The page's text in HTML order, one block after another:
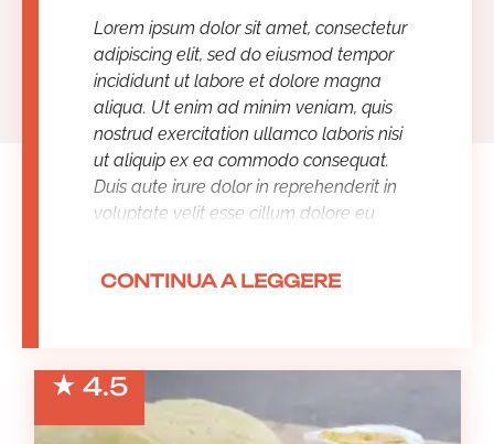
Lorem ipsum dolor sit amet, consectetur
adipiscing elit, sed do eiusmod tempor
incididunt ut labore et dolore magna
aliqua. Ut enim ad minim veniam, quis
nostrud exercitation ullamco laboris nisi
ut aliquip ex ea commodo consequat.
Duis aute irure dolor in reprehenderit in
voluptate velit esse cillum dolore eu
culpa qui officia deserunt mollit anim id
CONTINUA A LEGGERE
4.5